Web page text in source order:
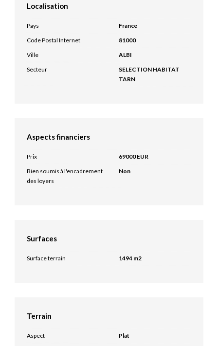
Localisation
Pays
France
Code Postal Internet
81000
Ville
ALBI
Secteur
SELECTION HABITAT
TARN
Aspects financiers
Prix
69000 EUR
Bien soumis à l'encadrement
des loyers
Non
Surfaces
Surface terrain 1494 m2
Terrain
Aspect
Plat